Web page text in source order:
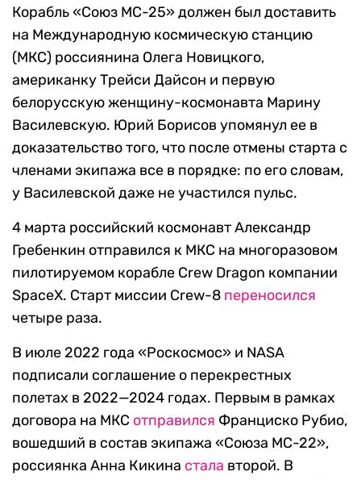
Корабль «Союз МС-25» должен был доставить
на Международную космическую станцию
(МКС) россиянина Олега Новицкого,
американку Трейси Дайсон и первую
белорусскую женщину-космонавта Марину
Василевскую. Юрий Борисов упомянул ее в
доказательство того, что после отмены старта с
членами экипажа все в порядке: по его словам,
у Василевской даже не участился пульс.
4 марта российский космонавт Александр
Гребенкин отправился к МКС на многоразовом
пилотируемом корабле Crew Dragon компании
SpaceX. Старт миссии Crew-8 переносился
четыре раза.
В июле 2022 года «Роскосмос» и NASA
подписали соглашение о перекрестных
полетах в 2022—2024 годах. Первым в рамках
договора на МКС отправился Франциско Рубио,
вошедший в состав экипажа «Союза МС-22»,
россиянка Анна Кикина стала второй. В